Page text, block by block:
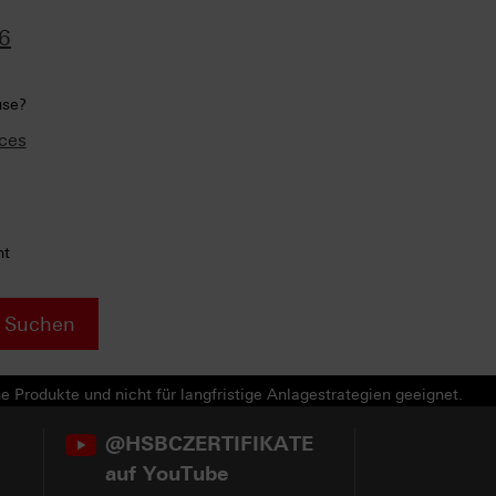
Suchen
Produkte und nicht für langfristige Anlagestrategien geeignet.
@HSBCZERTIFIKATE
auf YouTube